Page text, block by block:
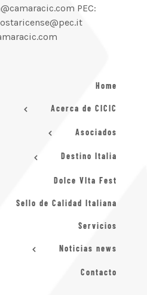
PEC:
Home
Acerca de CICIC
Asociados
Destino Italia
Dolce VIta Fest
Sello de Calidad Italiana
Servicios
Noticias news
Contacto